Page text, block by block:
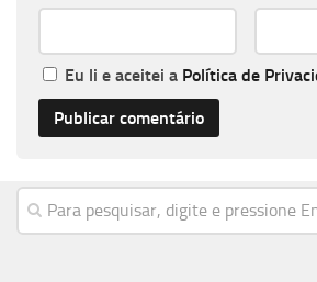
Eu li e aceitei a Política de